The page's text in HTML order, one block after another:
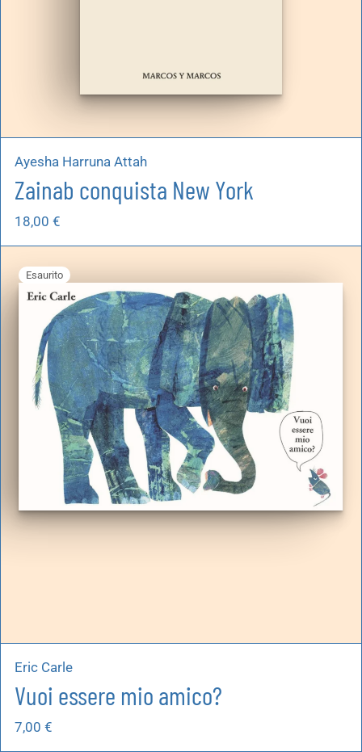
Ayesha Harruna Attah
Zainab conquista New York
18,00 €
Esaurito
Eric Carle
Vuoi essere mio amico?
7,00 €